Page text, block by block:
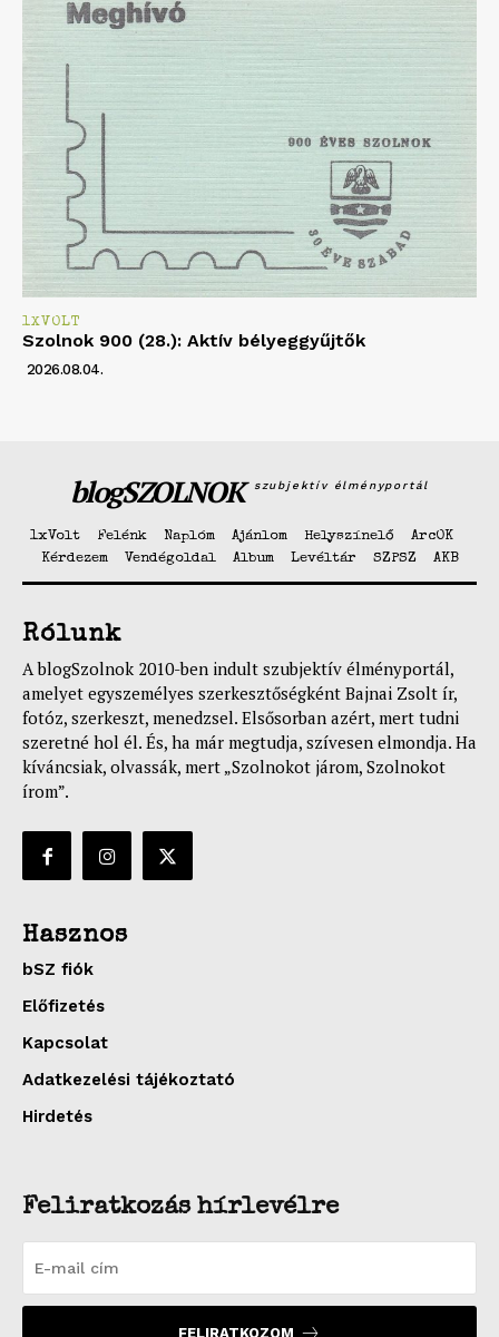
1XVOLT
Szolnok 900 (28.): Aktív bélyeggyűjtők
2026.08.04.
blogSZOLNOK szubjektív élményportál
1xVolt Felénk Naplóm Ajánlom Helyszínelő
ArcOK
Kérdezem
Vendégoldal Album Levéltár SZPSZ AKB
Rólunk
A blogSzolnok 2010-ben indult szubjektív élményportál,
amelyet egyszemélyes szerkesztőségként Bajnai Zsolt ír,
fotóz, szerkeszt, menedzsel. Elsősorban azért, mert tudni
szeretné hol él. És, ha már megtudja, szívesen elmondja. Ha
kíváncsiak, olvassák, mert „Szolnokot járom, Szolnokot
írom”.
Hasznos
bSZ fiók
Előfizetés
Kapcsolat
Adatkezelési tájékoztató
Hirdetés
Feliratkozás hírlevélre
FELIRATKOZOM